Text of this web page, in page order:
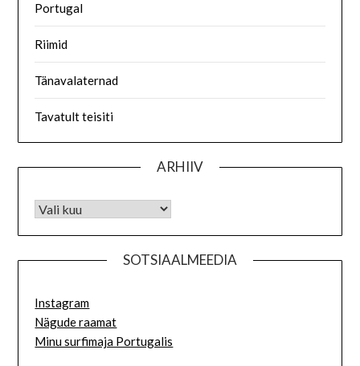
Portugal
Riimid
Tänavalaternad
Tavatult teisiti
ARHIIV
SOTSIAALMEEDIA
Instagram
Nägude raamat
Minu surfimaja Portugalis